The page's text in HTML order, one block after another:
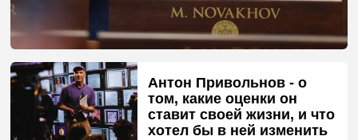
Антон Привольнов - о
том, какие оценки он
ставит своей жизни, и что
хотел бы в ней изменить